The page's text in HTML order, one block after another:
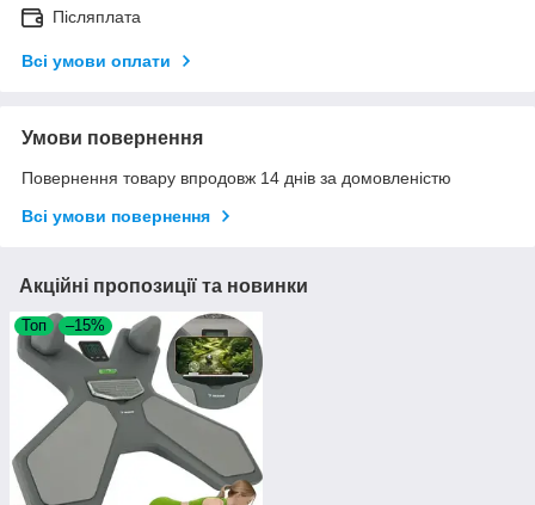
Післяплата
Всі умови оплати
Умови повернення
Повернення товару впродовж 14 днів за домовленістю
Всі умови повернення
Акційні пропозиції та новинки
Топ –15%